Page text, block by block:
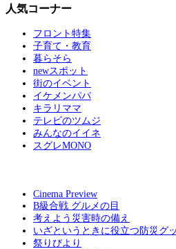
人気コーナー
フロント特集
子育て・教育
暮らそら
newスポット
街のイベント
イケメンパパ
キラリママ
テレビのツムジ
みんなのイイネ
スグレMONO
Cinema Preview
B級合戦 グルメの目
考えよう災害時の備え
いざというときに役立つ防災グ
祭りびより